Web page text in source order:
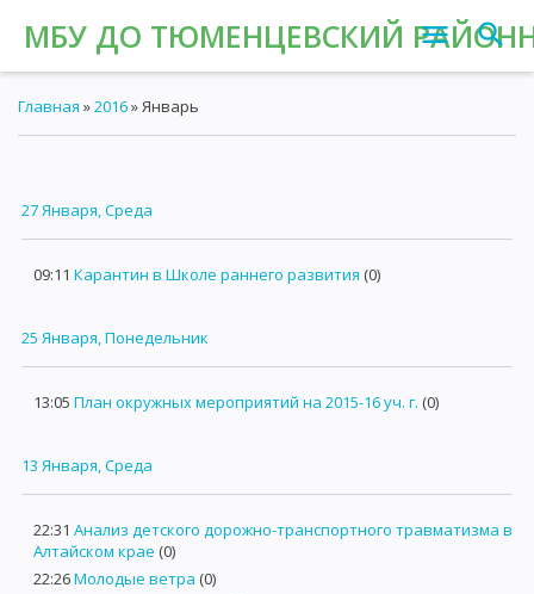
МБУ ДО ТЮМЕНЦЕВСКИЙ
Главная »2016»Январь
27 Января, Среда
09:11 Карантин в Школе раннего развития (0)
25 Января, Понедельник
13:05 План окружных мероприятий на 2015-16 уч. г. (0)
13 Января, Среда
22:31 Анализ детского дорожно-транспортного травматизма в
Алтайском крае (0)
22:26Молодые ветра (0)